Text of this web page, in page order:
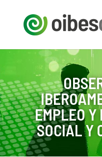
EMPLEO Y
SOCIAL Y